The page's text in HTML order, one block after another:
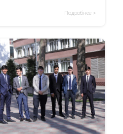
Подробнее >